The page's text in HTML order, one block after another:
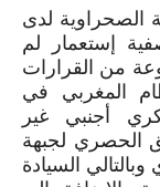
الصحراوية لدى
إستعمار لم
من القرارات
المغربي في
أجنبي غير
الحصري لجبهة
السيادة